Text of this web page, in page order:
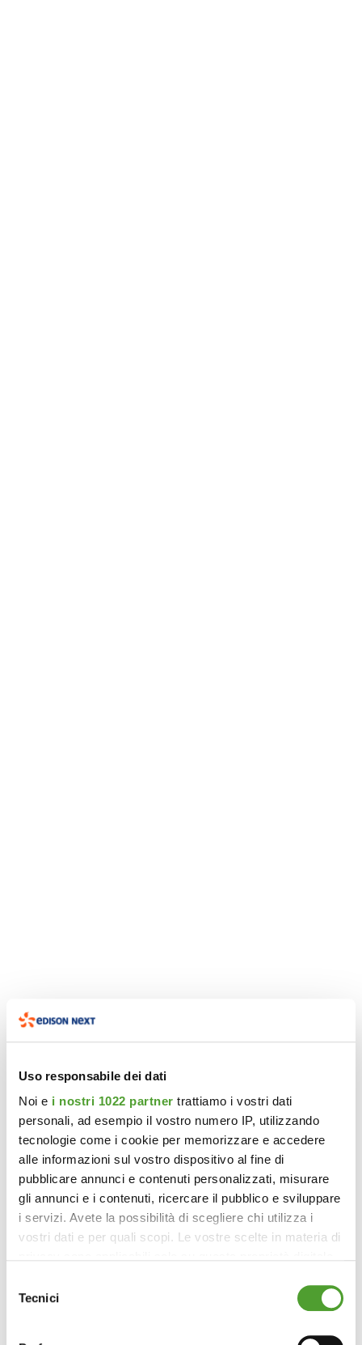
Uso responsabile dei dati
Noi e i nostri 1022 partner trattiamo i vostri dati
personali, ad esempio il vostro numero IP, utilizzando
tecnologie come i cookie per memorizzare e accedere
alle informazioni sul vostro dispositivo al fine di
pubblicare annunci e contenuti personalizzati, misurare
gli annunci e i contenuti, ricercare il pubblico e sviluppare
i servizi. Avete la possibilità di scegliere chi utilizza i
vostri dati e per quali scopi. Le vostre scelte in materia di
modificare o revocare il proprio consenso in qualsiasi
momento dalla Dichiarazione sui cookie o facendo clic
delTecnici